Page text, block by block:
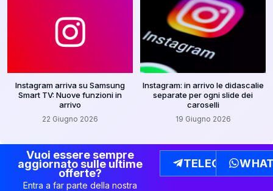
Instagram arriva su Samsung
Smart TV: Nuove funzioni in
arrivo
22 Giugno 2026
Instagram: in arrivo le didascalie
separate per ogni slide dei
caroselli
19 Giugno 2026
Vuoi essere sempre
aggiornato sulle ultime
offerte?
Entra a far parte della nostra
TELEGRAM